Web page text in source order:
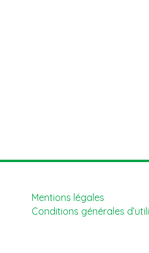
Mentions légales
Conditions générales